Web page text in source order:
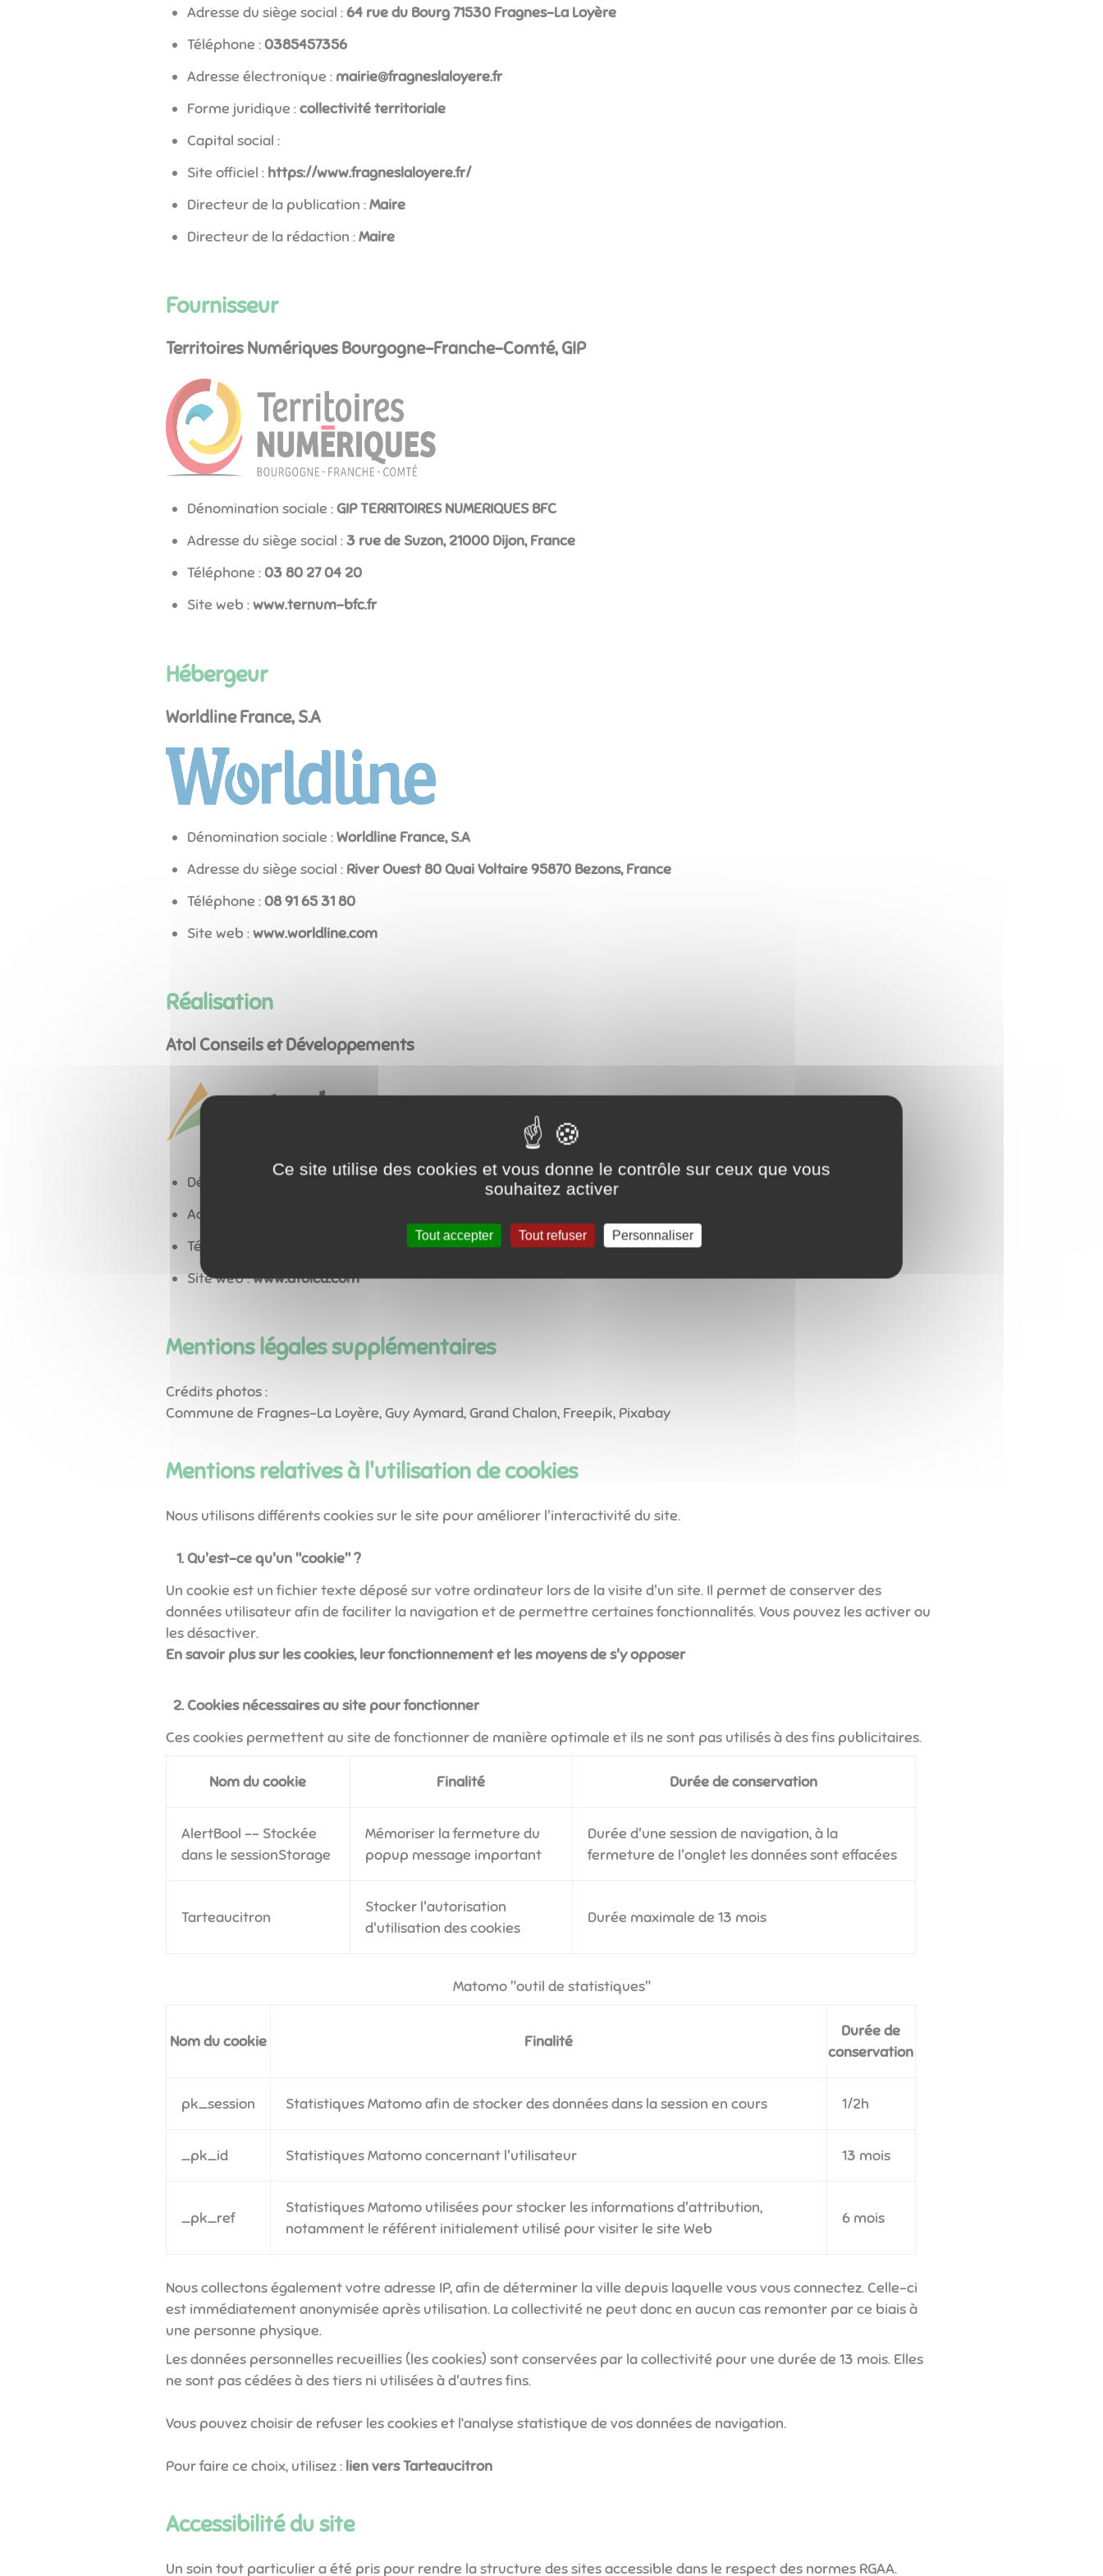
Adresse du siège social :64 rue du Bourg 71530 Fragnes-La Loyère
Téléphone :6537545830
Adresse électronique : rf.ereyolalsengarf@eiriam
Forme juridique :collectivité territoriale
Capital social :
Site officiel : https://www.fragneslaloyere.fr/
Directeur de la publication :Maire
Directeur de la rédaction :Maire
Fournisseur
Territoires Numériques Bourgogne-Franche-Comté, GIP
Dénomination sociale :GIP TERRITOIRES NUMERIQUES BFC
Adresse du siège social :3 rue de Suzon, 21000 Dijon, France
Téléphone :02 40 72 08 30
Site web :www.ternum-bfc.fr
Hébergeur
Worldline France, S.A
Dénomination sociale :Worldline France, S.A
Adresse du siège social : River Ouest 80 Quai Voltaire 95870 Bezons, France
Téléphone :08 13 56 19 80
Site web :www.worldline.com
Réalisation
Atol Conseils et Développements
Dénomination sociale :ATOL CONSEILS ET DÉVELOPPEMENTS
Adresse du siège social :
Téléphone :
Site web :www.atolcd.com
Mentions légales supplémentaires
Crédits photos :
Commune de Fragnes-La Loyère, Guy Aymard, Grand Chalon, Freepik, Pixabay
Mentions relatives à l'utilisation de cookies
Nous utilisons différents cookies sur le site pour améliorer l'interactivité du site.
Qu'est-ce qu'un "cookie" ?
Un cookie est un fichier texte déposé sur votre ordinateur lors de la visite d'un site. Il permet de conserver des
données utilisateur afin de faciliter la navigation et de permettre certaines fonctionnalités. Vous pouvez les activer ou
les désactiver.
En savoir plus sur les cookies, leur fonctionnement et les moyens de s'y opposer
Cookies nécessaires au site pour fonctionner
Ces cookies permettent au site de fonctionner de manière optimale et ils ne sont pas utilisés à des fins publicitaires.
Nom du cookie Finalité Durée de conservation
AlertBool -- Stockée
dans le sessionStorage
Mémoriser la fermeture du
popup message important
Durée d'une session de navigation, à la
fermeture de l'onglet les données sont effacées
Tarteaucitron
Stocker l'autorisation
d'utilisation des cookies
Durée maximale de 13 mois
Matomo "outil de statistiques"
Nom du cookie Finalité
Durée de
conservation
pk_session Statistiques Matomo afin de stocker des données dans la session en cours 1/2h
_pk_id Statistiques Matomo concernant l'utilisateur 13 mois
_pk_ref
Statistiques Matomo utilisées pour stocker les informations d'attribution,
notamment le référent initialement utilisé pour visiter le site Web
6 mois
Nous collectons également votre adresse IP, afin de déterminer la ville depuis laquelle vous vous connectez. Celle-ci
est immédiatement anonymisée après utilisation. La collectivité ne peut donc en aucun cas remonter par ce biais à
une personne physique.
Les données personnelles recueillies (les cookies) sont conservées par la collectivité pour une durée de 13 mois. Elles
ne sont pas cédées à des tiers ni utilisées à d'autres fins.
Vous pouvez choisir de refuser les cookies et l’analyse statistique de vos données de navigation.
Pour faire ce choix, utilisez : lien vers Tarteaucitron
Accessibilité du site
Un soin tout particulier a été pris pour rendre la structure des sites accessible dans le respect des normes RGAA.
Ce site utilise des cookies et vous donne le contrôle sur ceux que vous
souhaitez activer
Tout accepter Tout refuser Personnaliser